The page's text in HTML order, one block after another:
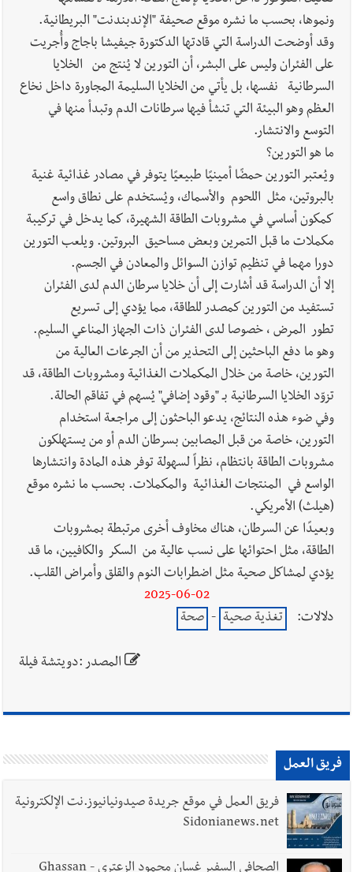
فلسطين – فرع لبنان برئاسة غسان البقاعي
أخبار صيدا
بالصور : من القلب إلى القلب : إنقاذ حياة طفلين في
مستشفى حمود الجامعي بصيدا بهبة إنسانية روتارية لعمليات قلب
الأطفال تكريماً لذكرى منير جبرعبر Gift of Life Lebanon
ونموها، بحسب ما نشره موقع صحيفة "الإندبندنت" البريطانية.
وقد أوضحت الدراسة التي قادتها الدكتورة جيفيشا باجاج وأُجريت
على الفئران وليس على البشر، أن التورين لا يُنتج من الخلايا
السرطانية نفسها، بل يأتي من الخلايا السليمة المجاورة داخل نخاع
العظم وهو البيئة التي تنشأ فيها سرطانات الدم وتبدأ منها في
التوسع والانتشار.
ما هو التورين؟
ويُعتبر التورين حمضًا أمينيًا طبيعيًا يتوفر في مصادر غذائية غنية
بالبروتين، مثل اللحوم والأسماك، ويُستخدم على نطاق واسع
كمكون أساسي في مشروبات الطاقة الشهيرة، كما يدخل في تركيبة
مكملات ما قبل التمرين وبعض مساحيق البروتين. ويلعب التورين
دورا مهما في تنظيم توازن السوائل والمعادن في الجسم.
إلا أن الدراسة قد أشارت إلى أن خلايا سرطان الدم لدى الفئران
تستفيد من التورين كمصدر للطاقة، مما يؤدي إلى تسريع
تطور المرض ، خصوصا لدى الفئران ذات الجهاز المناعي السليم.
وهو ما دفع الباحثين إلى التحذير من أن الجرعات العالية من
التورين، خاصة من خلال المكملات الغذائية ومشروبات الطاقة، قد
تزوّد الخلايا السرطانية بـ "وقود إضافي" يُسهم في تفاقم الحالة.
وفي ضوء هذه النتائج، يدعو الباحثون إلى مراجعة استخدام
التورين، خاصة من قبل المصابين بسرطان الدم أو من يستهلكون
مشروبات الطاقة بانتظام، نظراً لسهولة توفر هذه المادة وانتشارها
الواسع في المنتجات الغذائية والمكملات. بحسب ما نشره موقع
(هيلث) الأمريكي.
وبعيدًا عن السرطان، هناك مخاوف أخرى مرتبطة بمشروبات
الطاقة، مثل احتوائها على نسب عالية من السكر والكافيين، ما قد
يؤدي لمشاكل صحية مثل اضطرابات النوم والقلق وأمراض القلب.
2025-06-02
دلالات:
تغذية صحية - صحة
المصدر :دويتشة فيلة
فريق العمل
فريق العمل في موقع جريدة صيدونيانيوز.نت الإلكترونية
Sidonianews.net